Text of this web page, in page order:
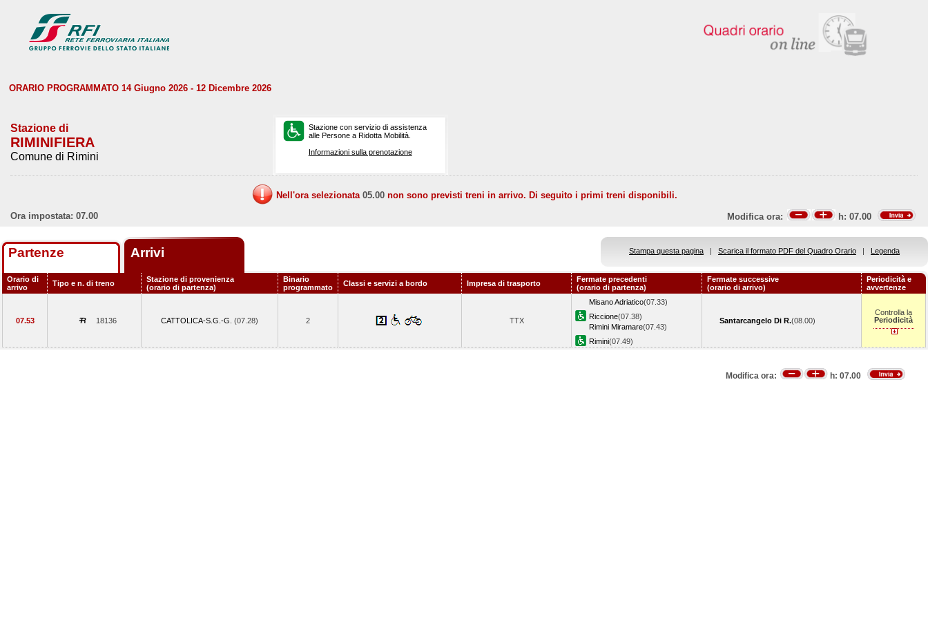
ORARIO PROGRAMMATO 14 Giugno 2026 - 12 Dicembre 2026
Stazione di
RIMINIFIERA
Comune di Rimini
Stazione con servizio di assistenza
alle Persone a Ridotta Mobilità.
Informazioni sulla prenotazione
Nell'ora selezionata 05.00 non sono previsti treni in arrivo. Di seguito i primi treni disponibili.
Ora impostata: 07.00
Modifica ora: h: 07.00
Partenze Arrivi Stampa questa pagina | Scarica il formato PDF del Quadro Orario | Legenda
Orario di
arrivo
Tipo e n. di treno
Stazione di provenienza
(orario di partenza)
Binario
programmato
Classi e servizi a bordo Impresa di trasporto
Fermate precedenti
(orario di partenza)
Fermate successive
(orario di arrivo)
Periodicità e
avvertenze
07.53 18136 CATTOLICA-S.G.-G. (07.28) 2 TTX
Misano Adriatico(07.33)
Riccione(07.38)
Rimini Miramare(07.43)
Rimini(07.49)
Santarcangelo Di R.(08.00)
Controlla la
Periodicità
Modifica ora: h: 07.00